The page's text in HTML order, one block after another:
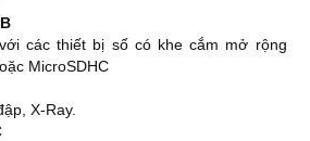
các thiết bị số có khe cắm mở rộng
MicroSDHC
X-Ray.